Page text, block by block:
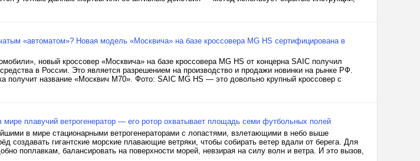
«автоматом»? Новая модель «Москвича» на базе кроссовера MG HS сертифицирована в
новый кроссовер «Москвича» на базе кроссовера MG HS от концерна SAIC получил
в России. Это является разрешением на производство и продажи новинки на рынке РФ.
получит название «Москвич М70». Фото: SAIC MG HS — это довольно крупный кроссовер с
мире плавучий ветрогенератор — его ротор охватывает площадь семи футбольных полей
в мире стационарными ветрогенераторами с лопастями, взлетающими в небо выше
создавать гигантские морские плавающие ветряки, чтобы собирать ветер вдали от берега. Для
поплавкам, балансировать на поверхности морей, невзирая на силу волн и ветра. И это вызов,